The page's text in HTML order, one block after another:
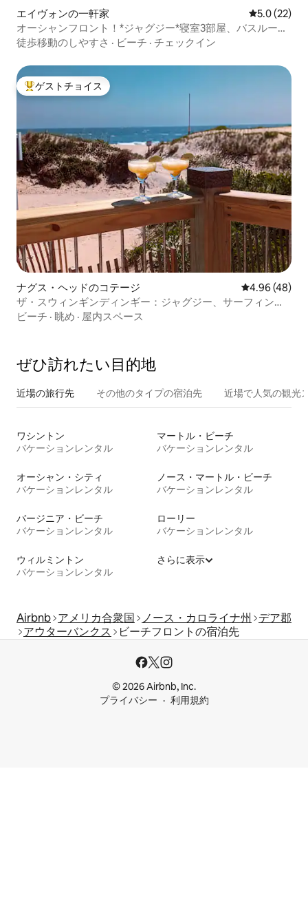
エイヴォンの一軒家 レビュー22
5.0 (22)
オーシャンフロント！*ジャグジー*寝室3部屋、バスルーム
2室
徒歩移動のしやすさ · ビーチ · チェックイン
大好評のゲストチョイスです。
ゲストチョイス
ナグス・ヘッドのコテージ レビュー48
4.96 (48)
ザ・スウィンギンディンギー：ジャグジー、サーフィン、
オーシャンフロント
ビーチ · 眺め · 屋内スペース
ぜひ訪⁠れ⁠た⁠い目⁠的⁠地
近場の旅行先 その他のタ⁠イ⁠プ⁠の宿⁠泊⁠先 近場で人気の観光
ワシントン
バケーションレンタル
マートル・ビーチ
バケーションレンタル
オーシャン・シティ
バケーションレンタル
ノース・マートル・ビーチ
バケーションレンタル
バージニア・ビーチ
バケーションレンタル
ローリー
バケーションレンタル
ウィルミントン
バケーションレンタル
さらに表示
Airbnb アメリカ合衆国 ノース・カロライナ州
デア郡
アウターバンクス
ビーチフロントの宿泊先
© 2026 Airbnb, Inc.
プライバシー
利用規約